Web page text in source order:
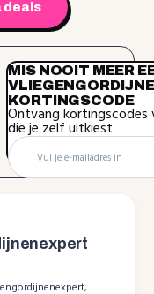
deals
MIS NOOIT MEER
KORTINGSCODE
Ontvang kortingscodes
die je zelf uitkiest